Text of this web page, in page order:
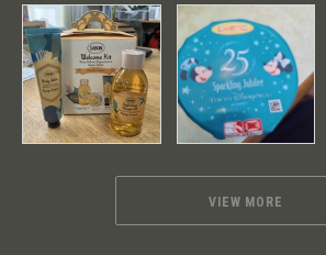
VIEW MORE